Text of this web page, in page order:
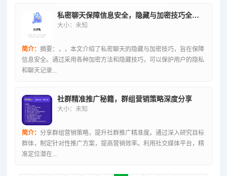
私密聊天保障信息安全，隐藏与加密技巧全解析
大小：未知
简介： 摘要：，，本文介绍了私密聊天的隐藏与加密技巧，旨在保障
信息安全。通过采用各种加密方法和隐藏技巧，可以保护用户的隐私
和聊天记录...
社群精准推广秘籍，群组营销策略深度分享
大小：未知
简介： 分享群组营销策略，提升社群推广精准度。通过深入研究目标
群体，制定针对性推广方案，提高营销效率。利用社交媒体平台，精
准定位潜在...